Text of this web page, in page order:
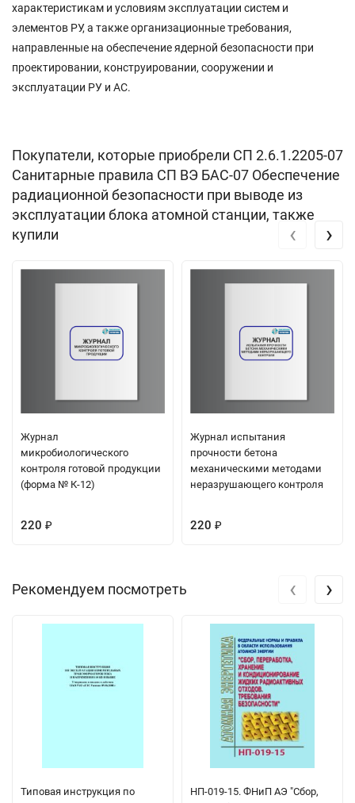
характеристикам и условиям эксплуатации систем и
элементов РУ, а также организационные требования,
направленные на обеспечение ядерной безопасности при
проектировании, конструировании, сооружении и
эксплуатации РУ и АС.
Покупатели, которые приобрели СП 2.6.1.2205-07
Санитарные правила СП ВЭ БАС-07 Обеспечение
радиационной безопасности при выводе из
эксплуатации блока атомной станции, также
купили
Журнал
микробиологического
контроля готовой продукции
(форма № К-12)
220 ₽
Журнал испытания
прочности бетона
механическими методами
неразрушающего контроля
220 ₽
‹ ›
Рекомендуем посмотреть
Типовая инструкция по
НП-019-15. ФНиП АЭ "Сбор,
‹ ›